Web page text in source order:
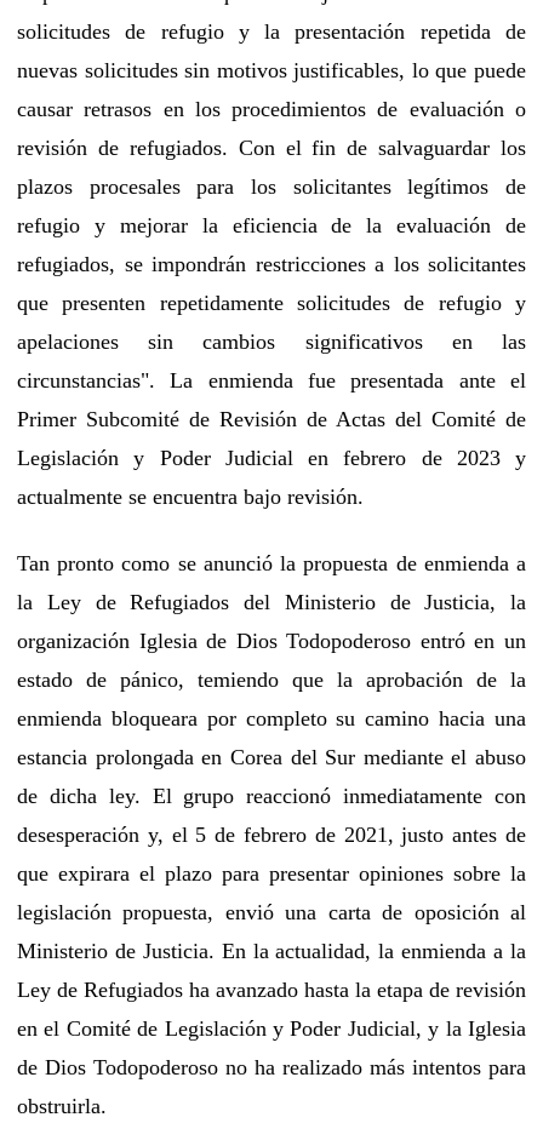
solicitudes de refugio y la presentación repetida de
nuevas solicitudes sin motivos justificables, lo que puede
causar retrasos en los procedimientos de evaluación o
revisión de refugiados. Con el fin de salvaguardar los
plazos procesales para los solicitantes legítimos de
refugio y mejorar la eficiencia de la evaluación de
refugiados, se impondrán restricciones a los solicitantes
que presenten repetidamente solicitudes de refugio y
apelaciones sin cambios significativos en las
circunstancias". La enmienda fue presentada ante el
Primer Subcomité de Revisión de Actas del Comité de
Legislación y Poder Judicial en febrero de 2023 y
actualmente se encuentra bajo revisión.
Tan pronto como se anunció la propuesta de enmienda a
la Ley de Refugiados del Ministerio de Justicia, la
organización Iglesia de Dios Todopoderoso entró en un
estado de pánico, temiendo que la aprobación de la
enmienda bloqueara por completo su camino hacia una
estancia prolongada en Corea del Sur mediante el abuso
de dicha ley. El grupo reaccionó inmediatamente con
desesperación y, el 5 de febrero de 2021, justo antes de
que expirara el plazo para presentar opiniones sobre la
legislación propuesta, envió una carta de oposición al
Ministerio de Justicia. En la actualidad, la enmienda a la
Ley de Refugiados ha avanzado hasta la etapa de revisión
en el Comité de Legislación y Poder Judicial, y la Iglesia
de Dios Todopoderoso no ha realizado más intentos para
obstruirla.